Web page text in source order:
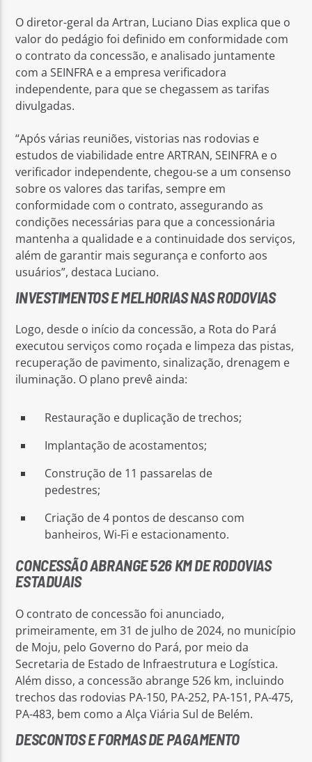
O diretor-geral da Artran, Luciano Dias explica que o
valor do pedágio foi definido em conformidade com
o contrato da concessão, e analisado juntamente
com a SEINFRA e a empresa verificadora
independente, para que se chegassem as tarifas
divulgadas.
“Após várias reuniões, vistorias nas rodovias e
estudos de viabilidade entre ARTRAN, SEINFRA e o
verificador independente, chegou-se a um consenso
sobre os valores das tarifas, sempre em
conformidade com o contrato, assegurando as
condições necessárias para que a concessionária
mantenha a qualidade e a continuidade dos serviços,
além de garantir mais segurança e conforto aos
usuários”, destaca Luciano.
INVESTIMENTOS E MELHORIAS NAS RODOVIAS
Logo, desde o início da concessão, a Rota do Pará
executou serviços como roçada e limpeza das pistas,
recuperação de pavimento, sinalização, drenagem e
iluminação. O plano prevê ainda:
Restauração e duplicação de trechos;
Implantação de acostamentos;
Construção de 11 passarelas de
pedestres;
Criação de 4 pontos de descanso com
banheiros, Wi-Fi e estacionamento.
CONCESSÃO ABRANGE 526 KM DE RODOVIAS
ESTADUAIS
O contrato de concessão foi anunciado,
primeiramente, em 31 de julho de 2024, no município
de Moju, pelo Governo do Pará, por meio da
Secretaria de Estado de Infraestrutura e Logística.
Além disso, a concessão abrange 526 km, incluindo
trechos das rodovias PA-150, PA-252, PA-151, PA-475,
PA-483, bem como a Alça Viária Sul de Belém.
DESCONTOS E FORMAS DE PAGAMENTO